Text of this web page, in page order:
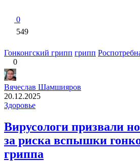
0
549
Гонконгский грипп грипп
0
Вячеслав Шамшияров
20.12.2025
Здоровье
Вирусологи призвали
за риска вспышки
гриппа